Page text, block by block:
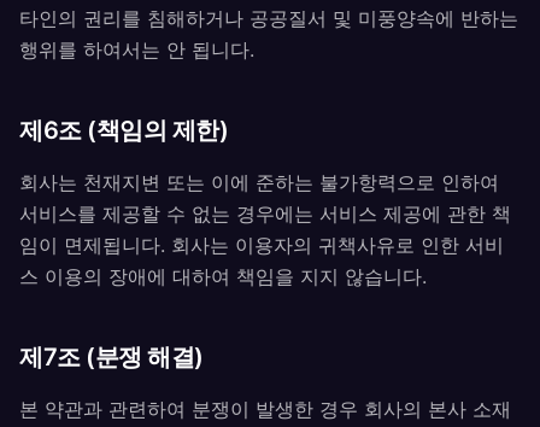
타인의 권리를 침해하거나 공공질서 및 미풍양속에 반하는
행위를 하여서는 안 됩니다.
제6조 (책임의 제한)
회사는 천재지변 또는 이에 준하는 불가항력으로 인하여
서비스를 제공할 수 없는 경우에는 서비스 제공에 관한 책
임이 면제됩니다. 회사는 이용자의 귀책사유로 인한 서비
스 이용의 장애에 대하여 책임을 지지 않습니다.
제7조 (분쟁 해결)
본 약관과 관련하여 분쟁이 발생한 경우 회사의 본사 소재